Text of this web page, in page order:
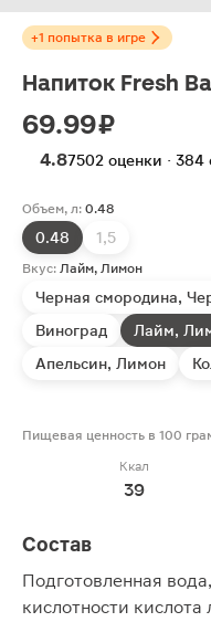
+1 попытка в игре
Напиток Fresh
69.99 ₽
4.87502 оценки · 384
Объем, л: 0.48
0.48 1,5
Вкус: Лайм, Лимон
Черная смородина,
Виноград
Лайм,
Апельсин, Лимон
Пищевая ценность в 100
Ккал
39
Состав
Подготовленная
кислотности